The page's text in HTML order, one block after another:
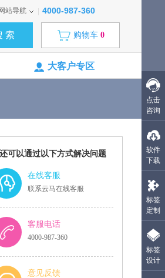
网站导航 4000-987-360
购物车 0
大客户专区
可以通过以下方式解决问题
在线客服
联系云马在线客服
客服电话
4000-987-360
意见反馈
点击
咨询
软件
下载
标签
定制
标签
设计